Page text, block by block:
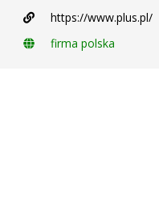
https://www.plus.pl/
firma polska